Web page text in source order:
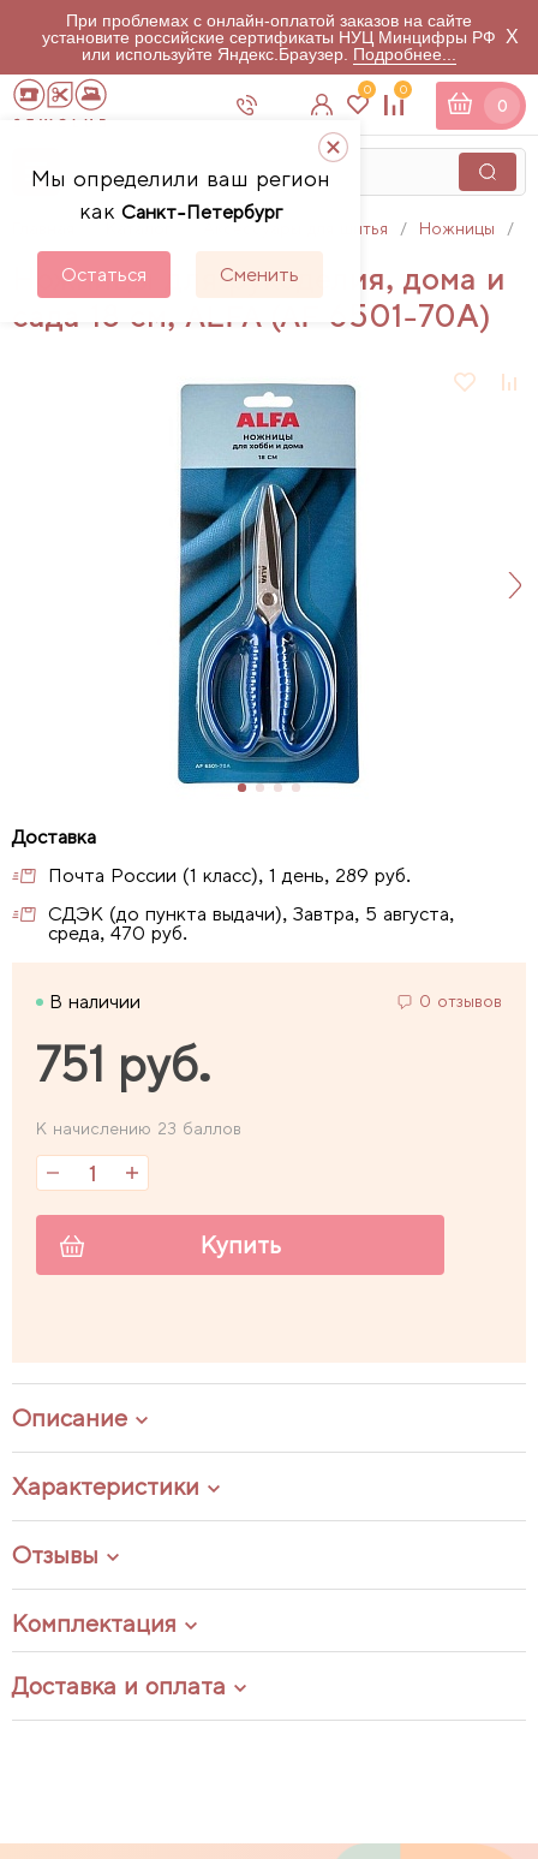
При проблемах с онлайн-оплатой заказов на сайте
установите российские сертификаты НУЦ Минцифры РФ
или используйте Яндекс.Браузер. Подробнее...
X
Мы определили ваш регион
как Санкт-Петербург
Остаться Сменить
0 0
0
Аксессуары для шитья Ножницы
Ножницы для рукоделия, дома и
сада 18 см, ALFA (AF 6501-70А)
Почта России (1 класс), 1 день, 289 руб.
СДЭК (до пункта выдачи), Завтра, 5 августа,
среда, 470 руб.
В наличии 0 отзывов
751 руб.
К начислению 23 баллов
Купить
Описание
Характеристики
Отзывы
Комплектация
Доставка и оплата